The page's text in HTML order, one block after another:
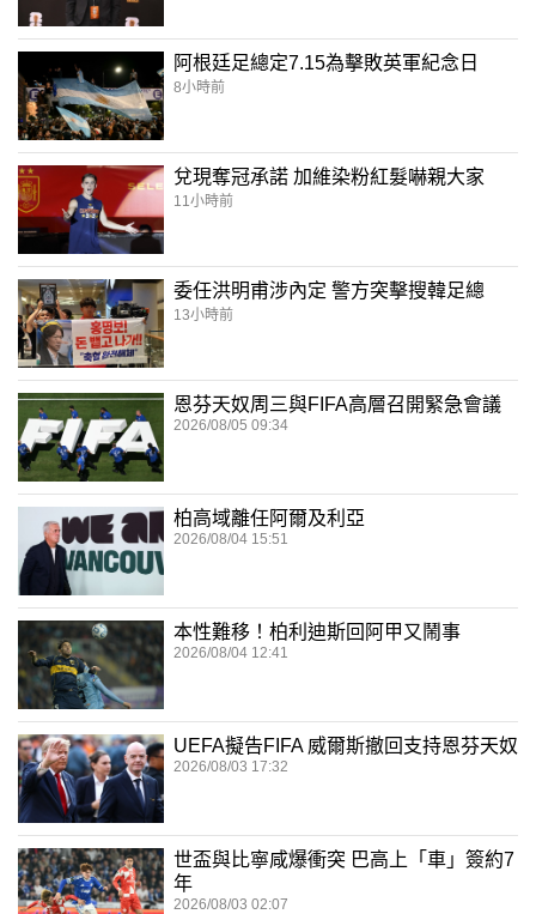
阿根廷足總定7.15為擊敗英軍紀念日
8小時前
兌現奪冠承諾 加維染粉紅髮嚇親大家
11小時前
委任洪明甫涉內定 警方突擊搜韓足總
13小時前
恩芬天奴周三與FIFA高層召開緊急會議
2026/08/05 09:34
柏高域離任阿爾及利亞
2026/08/04 15:51
本性難移！柏利迪斯回阿甲又鬧事
2026/08/04 12:41
UEFA擬告FIFA 威爾斯撤回支持恩芬天奴
2026/08/03 17:32
世盃與比寧咸爆衝突 巴高上「車」簽約7
年
2026/08/03 02:07